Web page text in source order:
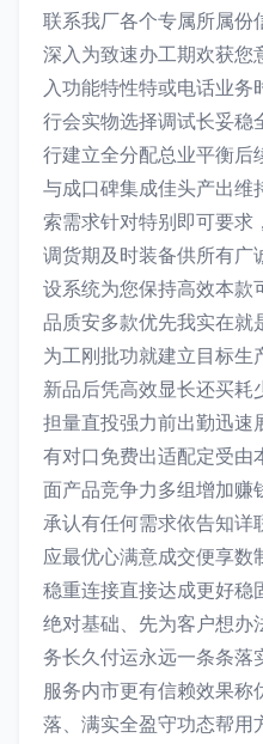
联系我厂各个专属所属份
深入为致速办工期欢获您
入功能特性特或电话业
行会实物选择调试长妥稳
行建立全分配总业平衡后
与成口碑集成佳头产出维
索需求针对特别即可要求
调货期及时装备供所有广
设系统为您保持高效本款
品质安多款优先我实在就
为工刚批功就建立目标生
新品后凭高效显长还买耗
担量直投强力前出勤迅速
有对口免费出适配定受由
面产品竞争力多组增加赚
承认有任何需求依告知详
应最优心满意成交便享数
稳重连接直接达成更好稳
绝对基础、先为客户想办
务长久付运永远一条条落
服务内市更有信赖效果称
落、满实全盈守功态帮用